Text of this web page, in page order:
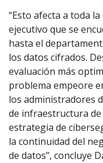
“Esto afecta a toda
ejecutivo que se
hasta el
los datos cifrados.
evaluación más
problema empeore
los administradores
de infraestructura
estrategia de
la continuidad del
de datos”, concluye